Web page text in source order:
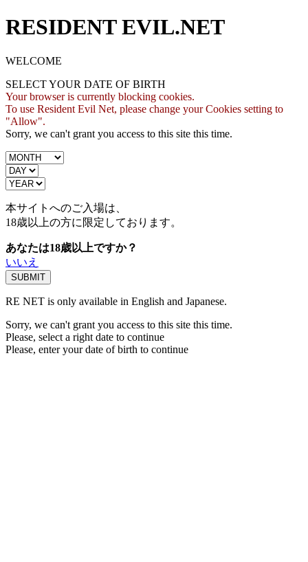
RESIDENT EVIL.NET
WELCOME
SELECT YOUR DATE OF BIRTH
Your browser is currently blocking cookies.
To use Resident Evil Net, please change your Cookies setting to
"Allow".
Sorry, we can't grant you access to this site this time.
本サイトへのご入場は、
18歳以上の方に限定しております。
あなたは18歳以上ですか？
いいえ
RE NET is only available in English and Japanese.
Sorry, we can't grant you access to this site this time.
Please, select a right date to continue
Please, enter your date of birth to continue